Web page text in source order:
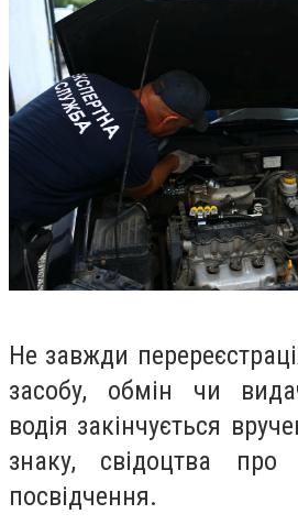
Не завжди
засобу, обмін чи
водія закінчується
знаку, свідоцтва про
посвідчення.